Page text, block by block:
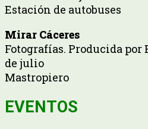
Estación de autobuses
Mirar Cáceres
Fotografías. Producida por
de julio
Mastropiero
EVENTOS